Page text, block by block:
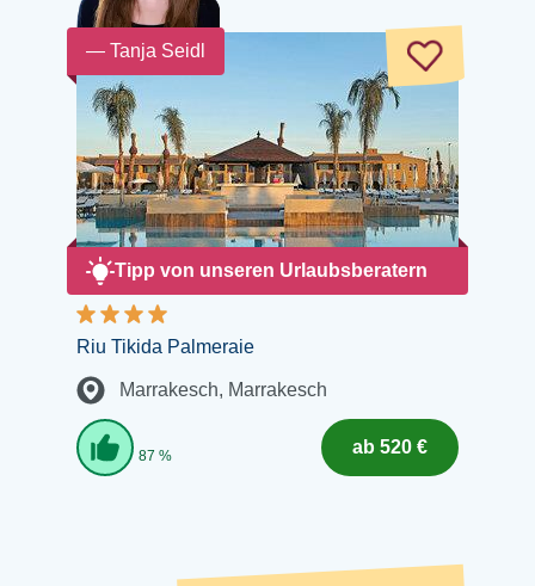
— Tanja Seidl
Tipp von unseren Urlaubsberatern
Riu Tikida Palmeraie
Marrakesch, Marrakesch
87 % ab 520 €